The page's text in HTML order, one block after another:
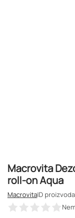
Macrovita
roll-on Aqua
MacrovitaID